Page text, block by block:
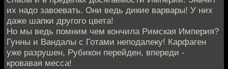
их надо завоевать. Они ведь дикие варвары! У них
даже шапки другого цвета!
Но мы ведь помним чем кончила Римская Империя?
Гунны и Вандалы с Готами неподалеку! Карфаген
уже разрушен, Рубикон перейден, впереди -
кровавая месса!